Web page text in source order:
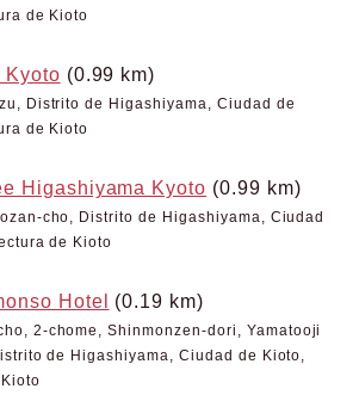
de Kioto
Kyoto (0.99 km)
Distrito de Higashiyama, Ciudad de
de Kioto
Higashiyama Kyoto (0.99 km)
cho, Distrito de Higashiyama, Ciudad
de Kioto
Hotel (0.19 km)
2-chome, Shinmonzen-dori, Yamatooji
de Higashiyama, Ciudad de Kioto,